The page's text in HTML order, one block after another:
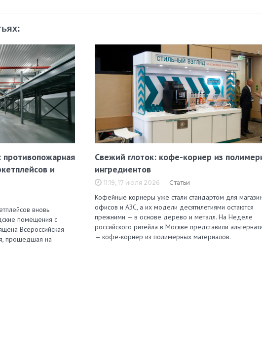
и
вновь
помещения с
Всероссийская
прошедшая на
Свежий глоток: кофе-корнер из
ингредиентов
11:19, 17 июля 2026 Статьи
Кофейные корнеры уже стали стандартом для
офисов и АЗС, а их модели десятилетиями остаются
прежними — в основе дерево и металл. На Неделе
российского ритейла в Москве представили
— кофе-корнер из полимерных материалов.